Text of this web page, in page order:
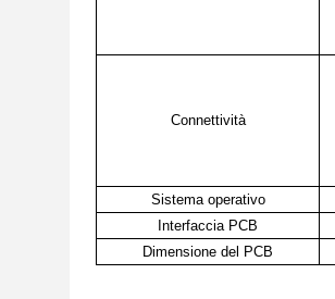
Connettività
Sistema operativo
Interfaccia PCB
Dimensione del PCB